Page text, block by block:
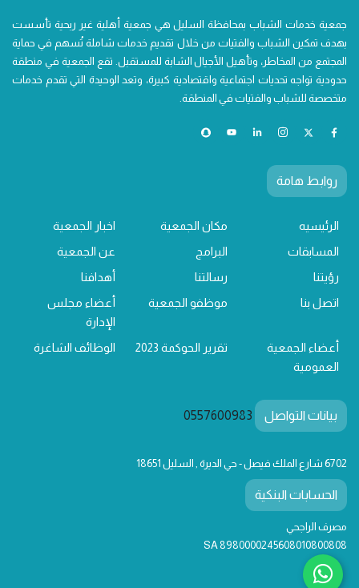
جمعية خدمات الشباب بمحافظة السليل هي جمعية أهلية غير ربحية تأسست
بهدف تمكين الشباب والفتيات من خلال تقديم خدمات شاملة تُسهم في حماية
المجتمع من المخاطر، وتأهيل الأجيال الشابة للمستقبل. تقع الجمعية في منطقة
حدودية تواجه تحديات اجتماعية واقتصادية كبيرة، وتعد الوحيدة التي تقدم خدمات
متخصصة للشباب والفتيات في المنطقة.
روابط هامة
الرئيسيه مكان الجمعية
اخبار الجمعية
المسابقات
البرامج
عن الجمعية
رؤيتنا
رسالتنا
أهدافنا
اتصل بنا
موظفو الجمعية
أعضاء مجلس
الإدارة
أعضاء الجمعية
العمومية
تقرير الحوكمة 2023 الوظائف الشاغرة
بيانات التواصل 0557600983
6702 شارع الملك فيصل - حي الديرة , السليل 18651
الحسابات البنكية
مصرف الراجحي
SA 8980000245608010800808